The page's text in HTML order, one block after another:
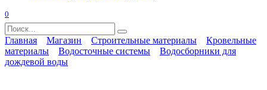
0
Search
for:
Главная Магазин Строительные материалы
Кровельные
материалы
Водосточные системы
Водосборники для
дождевой воды